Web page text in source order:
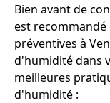
Bien avant de
est
préventives à
d'humidité dans
meilleures
d'humidité :